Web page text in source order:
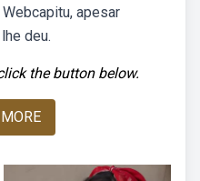
apesar
deu.
the button below.